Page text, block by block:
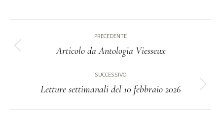
tra
PRECEDENTE
Post
precedente:
Articolo da Antologia Viesseux
SUCCESSIVO
Prossimo
Letture settimanali del 10 febbraio 2026